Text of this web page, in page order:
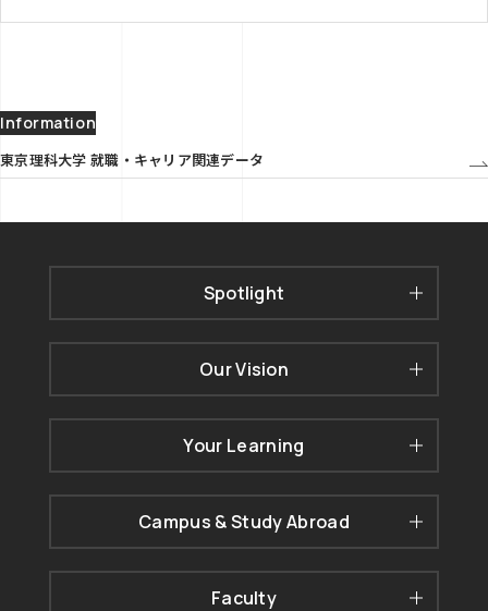
Information
東京理科大学 就職・キャリア関連データ
Spotlight
Our Vision
Your Learning
Campus & Study Abroad
Faculty